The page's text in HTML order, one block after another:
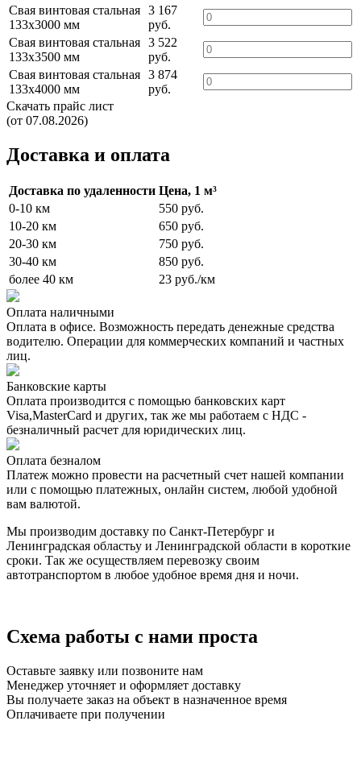
Свая винтовая стальная
133х3000 мм
3 167
руб.
Свая винтовая стальная
133х3500 мм
3 522
руб.
Свая винтовая стальная
133х4000 мм
3 874
руб.
Скачать прайс лист
(от 07.08.2026)
Доставка и оплата
Доставка по удаленности Цена, 1 м³
0-10 км
550 руб.
10-20 км
650 руб.
20-30 км
750 руб.
30-40 км
850 руб.
более 40 км
23 руб./км
Оплата наличными
Оплата в офисе. Возможность передать денежные средства
водителю. Операции для коммерческих компаний и частных
лиц.
Банковские карты
Оплата производится с помощью банковских карт
Visa,MasterCard и других, так же мы работаем с НДС -
безналичный расчет для юридических лиц.
Оплата безналом
Платеж можно провести на расчетный счет нашей компании
или с помощью платежных, онлайн систем, любой удобной
вам валютой.
Мы производим доставку по Санкт-Петербург и
Ленинградская областьу и Ленинградской области в короткие
сроки. Так же осуществляем перевозку своим
автотранспортом в любое удобное время дня и ночи.
Схема работы с нами проста
Оставьте заявку или позвоните нам
Менеджер уточняет и оформляет доставку
Вы получаете заказ на объект в назначенное время
Оплачиваете при получении